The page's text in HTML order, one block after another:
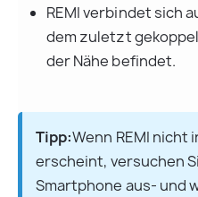
REMI verbindet sich
dem zuletzt
der Nähe befindet.
Tipp:Wenn REMI
erscheint, versuchen
Smartphone aus- und